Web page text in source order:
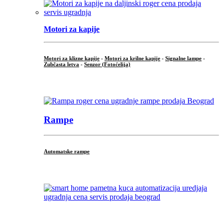
Motori za kapije
Motori za klizne kapije - Motori za krilne kapije - Signalne lampe -
Zubčasta letva - Senzor (Fotoćelija)
Rampe
Automatske rampe